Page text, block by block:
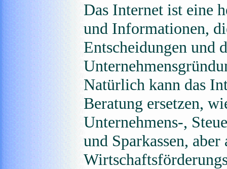
Das Internet ist eine
und Informationen,
Entscheidungen und
Natürlich kann das
Beratung ersetzen,
Unternehmens-,
und Sparkassen,